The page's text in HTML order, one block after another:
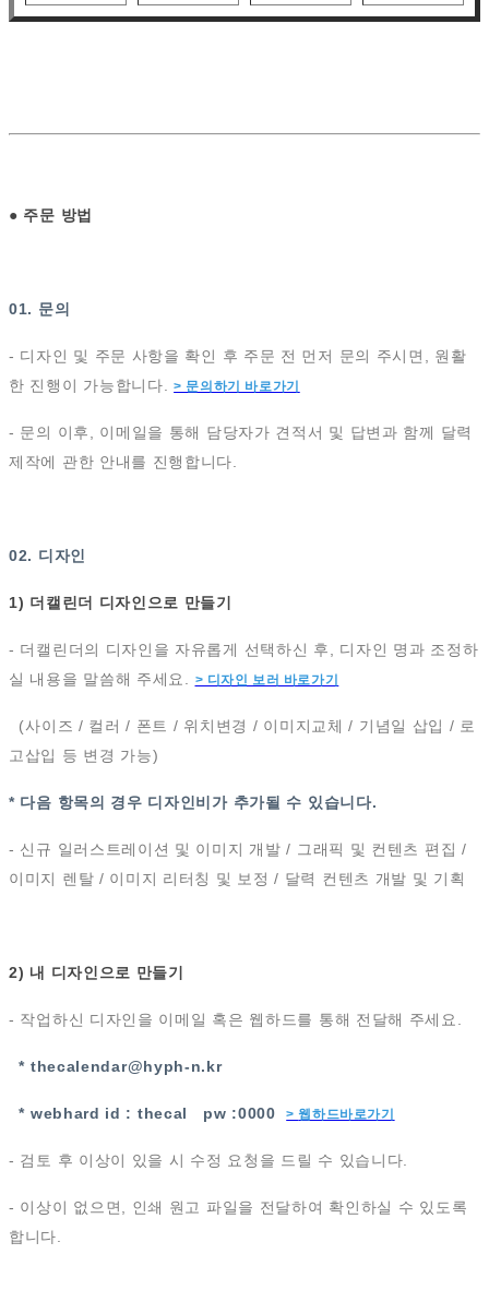
● 주문 방법
01. 문의
- 디자인 및 주문 사항을 확인 후 주문 전 먼저 문의 주시면, 원활
한 진행이 가능합니다.> 문의하기 바로가기
- 문의 이후, 이메일을 통해 담당자가 견적서 및 답변과 함께 달력
제작에 관한 안내를 진행합니다.
02. 디자인
1) 더캘린더 디자인으로 만들기
- 더캘린더의 디자인을 자유롭게 선택하신 후, 디자인 명과 조정하
실 내용을 말씀해 주세요.
> 디자인 보러 바로가기
(사이즈 / 컬러 / 폰트 / 위치변경 / 이미지교체 / 기념일 삽입 / 로
고삽입 등 변경 가능)
* 다음 항목의 경우 디자인비가 추가될 수 있습니다.
- 신규 일러스트레이션 및 이미지 개발 / 그래픽 및 컨텐츠 편집 /
이미지 렌탈 / 이미지 리터칭 및 보정 / 달력 컨텐츠 개발 및 기획
2) 내 디자인으로 만들기
- 작업하신 디자인을 이메일 혹은 웹하드를 통해 전달해 주세요.
* thecalendar@hyph-n.kr
* webhard id : thecal pw :0000>웹하드바로가기
- 검토 후 이상이 있을 시 수정 요청을 드릴 수 있습니다.
- 이상이 없으면, 인쇄 원고 파일을 전달하여 확인하실 수 있도록
합니다.